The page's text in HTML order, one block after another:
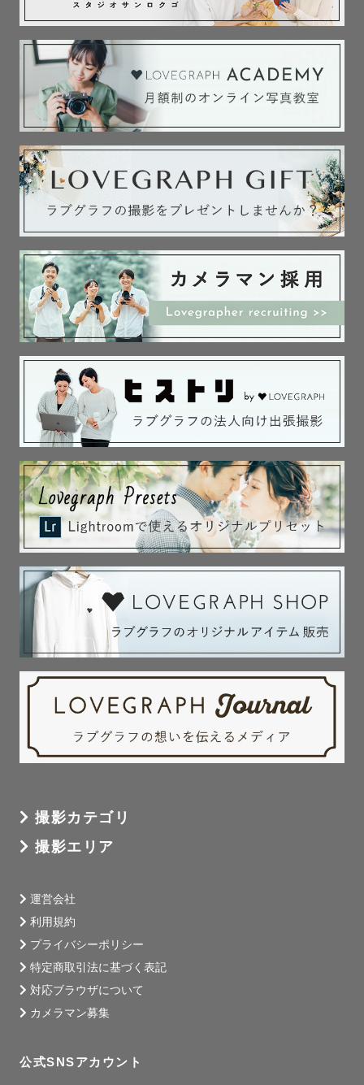
撮影カテゴリ
撮影エリア
運営会社
利用規約
プライバシーポリシー
特定商取引法に基づく表記
対応ブラウザについて
カメラマン募集
公式SNSアカウント